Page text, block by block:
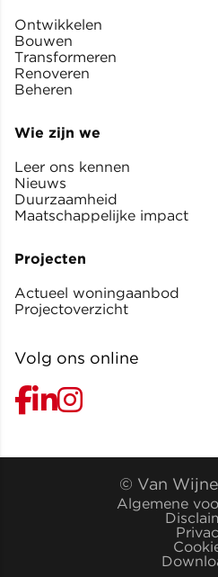
Ontwikkelen
Bouwen
Transformeren
Renoveren
Beheren
Wie zijn we
Leer ons kennen
Nieuws
Duurzaamheid
Maatschappelijke impact
Projecten
Actueel woningaanbod
Projectoverzicht
Volg ons online
© Van
Algemene